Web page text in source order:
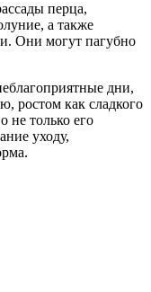
перца,
а также
Они могут пагубно
дни,
ростом как сладкого
не только его
уходу,